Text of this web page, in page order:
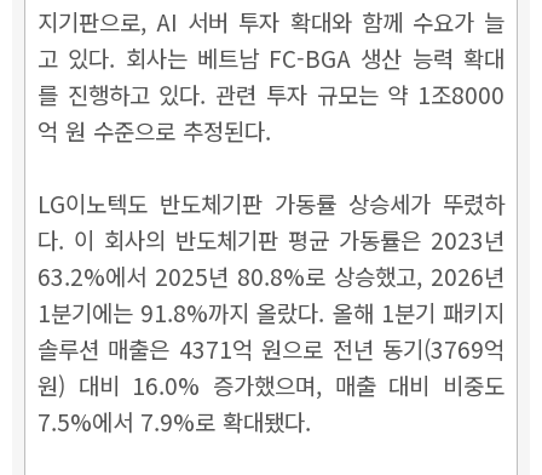
지기판으로, AI 서버 투자 확대와 함께 수요가 늘
고 있다. 회사는 베트남 FC-BGA 생산 능력 확대
를 진행하고 있다. 관련 투자 규모는 약 1조8000
억 원 수준으로 추정된다.
LG이노텍도 반도체기판 가동률 상승세가 뚜렸하
다. 이 회사의 반도체기판 평균 가동률은 2023년
63.2%에서 2025년 80.8%로 상승했고, 2026년
1분기에는 91.8%까지 올랐다. 올해 1분기 패키지
솔루션 매출은 4371억 원으로 전년 동기(3769억
원) 대비 16.0% 증가했으며, 매출 대비 비중도
7.5%에서 7.9%로 확대됐다.